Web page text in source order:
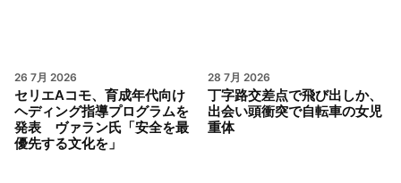
26 7月 2026
セリエAコモ、育成年代向け
ヘディング指導プログラムを
発表 ヴァラン氏「安全を最
優先する文化を」
28 7月 2026
丁字路交差点で飛び出しか、
出会い頭衝突で自転車の女児
重体